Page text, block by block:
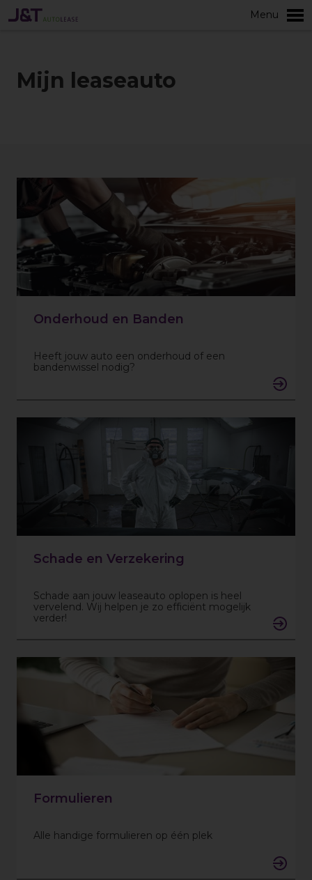
Menu
Mijn leaseauto
Onderhoud en Banden
Heeft jouw auto een onderhoud of een
bandenwissel nodig?
Schade en Verzekering
Schade aan jouw leaseauto oplopen is heel
vervelend. Wij helpen je zo efficiënt mogelijk
verder!
Formulieren
Alle handige formulieren op één plek